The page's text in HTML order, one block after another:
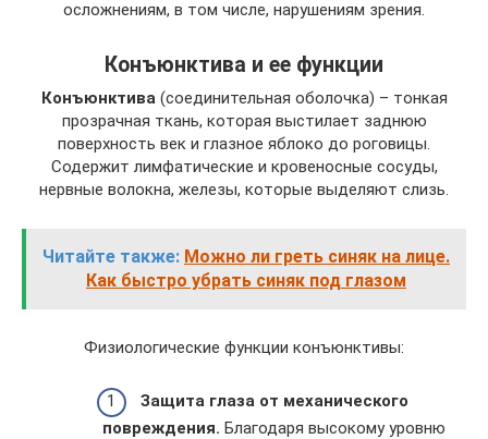
осложнениям, в том числе, нарушениям зрения.
Конъюнктива и ее функции
Конъюнктива(соединительная оболочка) – тонкая
прозрачная ткань, которая выстилает за­днюю
поверхность век и глазное яблоко до роговицы.
Содержит лимфатические и кровеносные сосуды,
нервные волокна, железы, которые выделяют слизь.
Читайте также: Можно ли греть синяк на лице.
Как быстро убрать синяк под глазом
Физиологические функции конъюнктивы:
Защита глаза от механического
повреждения. Благодаря высокому уровню